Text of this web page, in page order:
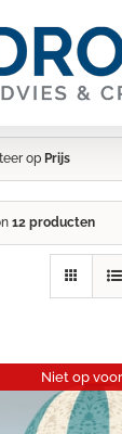
op Prijs
12 producten
Niet op